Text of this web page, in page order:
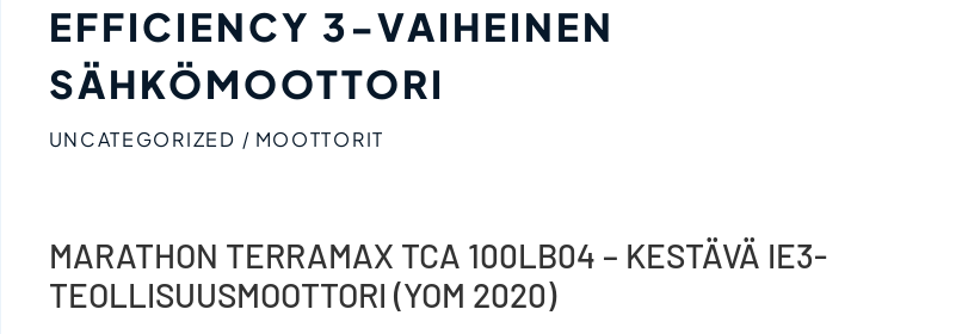
EFFICIENCY 3-VAIHEINEN
SÄHKÖMOOTTORI
MOOTTORIT
/
UNCATEGORIZED
MARATHON TERRAMAX TCA 100LB04 – KESTÄVÄ IE3-
TEOLLISUUSMOOTTORI (YOM 2020)